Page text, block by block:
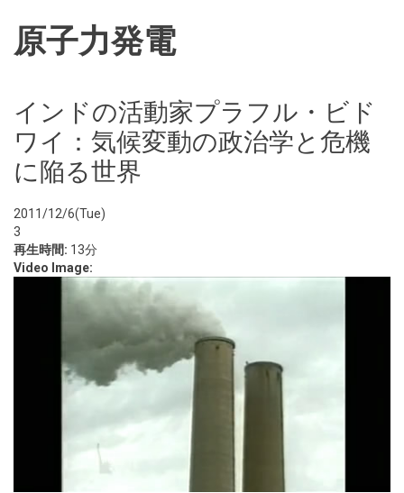
原子力発電
インドの活動家プラフル・ビド
ワイ：気候変動の政治学と危機
に陥る世界
2011/12/6(Tue)
3
再生時間: 13分
Video Image: